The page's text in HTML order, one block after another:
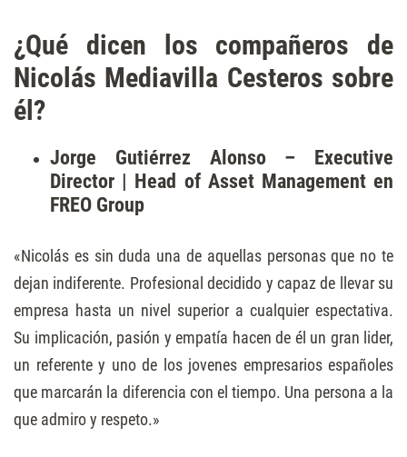
¿Qué dicen los compañeros de
Nicolás Mediavilla Cesteros sobre
él?
Jorge Gutiérrez Alonso – Executive
Director | Head of Asset Management en
FREO Group
«Nicolás es sin duda una de aquellas personas que no te
dejan indiferente. Profesional decidido y capaz de llevar su
empresa hasta un nivel superior a cualquier espectativa.
Su implicación, pasión y empatía hacen de él un gran lider,
un referente y uno de los jovenes empresarios españoles
que marcarán la diferencia con el tiempo. Una persona a la
que admiro y respeto.»